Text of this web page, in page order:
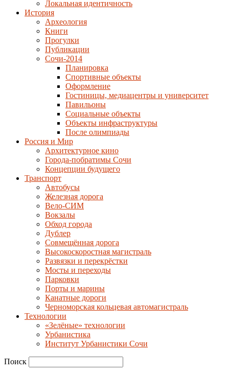
Локальная идентичность
История
Археология
Книги
Прогулки
Публикации
Сочи-2014
Планировка
Спортивные объекты
Оформление
Гостиницы, медиацентры и университет
Павильоны
Социальные объекты
Объекты инфраструктуры
После олимпиады
Россия и Мир
Архитектурное кино
Города-побратимы Сочи
Концепции будущего
Транспорт
Автобусы
Железная дорога
Вело-СИМ
Вокзалы
Обход города
Дублер
Совмещённая дорога
Высокоскоростная магистраль
Развязки и перекрёстки
Мосты и переходы
Парковки
Порты и марины
Канатные дороги
Черноморская кольцевая автомагистраль
Технологии
«Зелёные» технологии
Урбанистика
Институт Урбанистики Сочи
Поиск